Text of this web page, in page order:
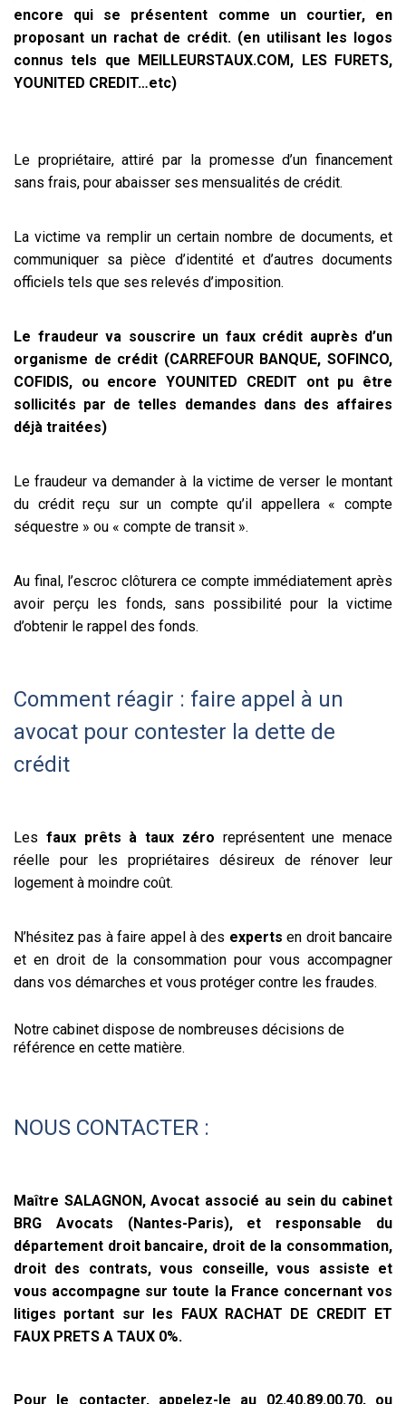
encore qui se présentent comme un courtier, en
proposant un rachat de crédit. (en utilisant les logos
connus tels que MEILLEURSTAUX.COM, LES FURETS,
YOUNITED CREDIT…etc)
Le propriétaire, attiré par la promesse d’un financement
sans frais, pour abaisser ses mensualités de crédit.
La victime va remplir un certain nombre de documents, et
communiquer sa pièce d’identité et d’autres documents
officiels tels que ses relevés d’imposition.
Le fraudeur va souscrire un faux crédit auprès d’un
organisme de crédit (CARREFOUR BANQUE, SOFINCO,
COFIDIS, ou encore YOUNITED CREDIT ont pu être
sollicités par de telles demandes dans des affaires
déjà traitées)
Le fraudeur va demander à la victime de verser le montant
du crédit reçu sur un compte qu’il appellera « compte
séquestre » ou « compte de transit ».
Au final, l’escroc clôturera ce compte immédiatement après
avoir perçu les fonds, sans possibilité pour la victime
d’obtenir le rappel des fonds.
Comment réagir : faire appel à un
avocat pour contester la dette de
crédit
Les faux prêts à taux zéro représentent une menace
réelle pour les propriétaires désireux de rénover leur
logement à moindre coût.
N’hésitez pas à faire appel à des expertsen droit bancaire
et en droit de la consommation pour vous accompagner
dans vos démarches et vous protéger contre les fraudes.
Notre cabinet dispose de nombreuses décisions de
référence en cette matière.
NOUS CONTACTER :
Maître SALAGNON, Avocat associé au sein du cabinet
BRG Avocats (Nantes-Paris), et responsable du
département droit bancaire, droit de la consommation,
droit des contrats, vous conseille, vous assiste et
vous accompagne sur toute la France concernant vos
litiges portant sur les FAUX RACHAT DE CREDIT ET
FAUX PRETS A TAUX 0%.
Pour le contacter, appelez-le au 02.40.89.00.70, ou